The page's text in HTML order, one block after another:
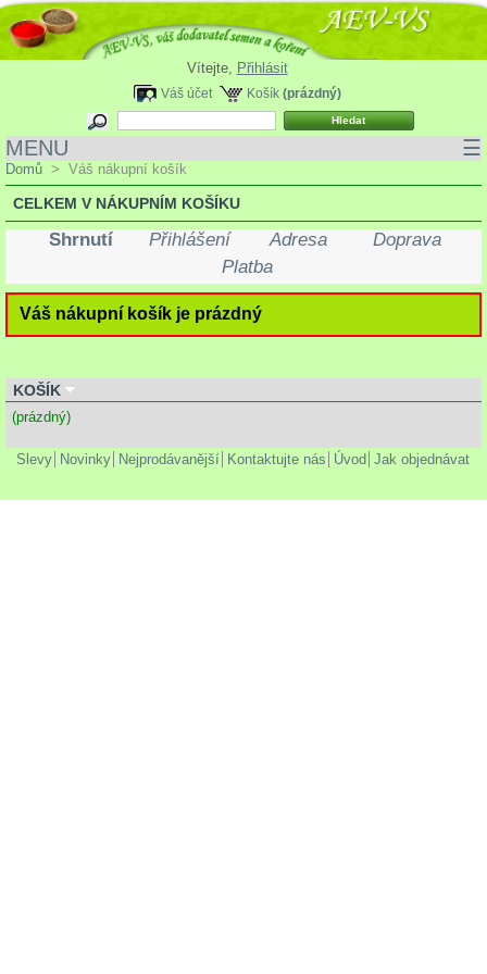
Vítejte, Přihlásit
Košík (prázdný)
Váš účet
MENU ☰
Domů > Váš nákupní košík
CELKEM V NÁKUPNÍM KOŠÍKU
Shrnutí Přihlášení Adresa
Doprava
Platba
Váš nákupní košík je prázdný
KOŠÍK
(prázdný)
Slevy Novinky Nejprodávanější Kontaktujte nás Úvod Jak objednávat